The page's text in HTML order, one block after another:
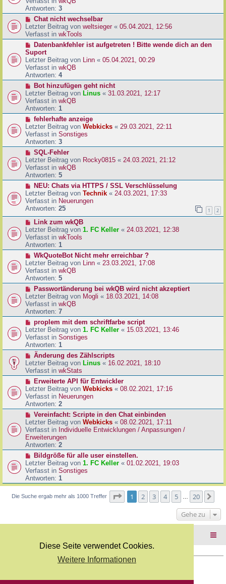
Diese Seite verwendet Cookies.
Weitere Informationen
g
i
t
a
g
e
r
B
e
i
r
a
g
Antworten: 3
N
e
u
e
B
e
i
t
a
g
Chat nicht wechselbar
Letzter Beitrag von weltsieger « 05.04.2021, 12:56
Verfasst in wkTools
N
e
u
e
r
B
e
i
t
r
a
g
Datenbankfehler ist aufgetreten ! Bitte wende dich an den
Suport
Letzter Beitrag von Linn « 05.04.2021, 00:29
Verfasst in wkQB
Antworten: 4
N
e
u
e
r
B
e
i
t
a
g
Bot hinzufügen geht nicht
Letzter Beitrag von Linus « 31.03.2021, 12:17
Verfasst in wkQB
Antworten: 1
N
e
u
e
r
B
e
i
t
a
g
fehlerhafte anzeige
Letzter Beitrag von Webkicks « 29.03.2021, 22:11
Verfasst in Sonstiges
Antworten: 3
N
e
u
e
r
B
e
i
t
a
g
SQL-Fehler
Letzter Beitrag von Rocky0815 « 24.03.2021, 21:12
Verfasst in wkQB
Antworten: 5
N
e
u
e
r
B
e
i
t
a
g
NEU: Chats via HTTPS / SSL Verschlüsselung
Letzter Beitrag von Technik « 24.03.2021, 17:33
Verfasst in Neuerungen
Antworten: 25 1 2
N
e
u
e
r
B
e
i
t
a
g
Link zum wkQB
Letzter Beitrag von 1. FC Keller « 24.03.2021, 12:38
Verfasst in wkTools
Antworten: 1
N
e
u
e
r
B
e
i
t
a
g
WkQuoteBot Nicht mehr erreichbar ?
Letzter Beitrag von Linn « 23.03.2021, 17:08
Verfasst in wkQB
Antworten: 5
N
e
u
e
r
B
e
i
t
a
g
Passwortänderung bei wkQB wird nicht akzeptiert
Letzter Beitrag von Mogli « 18.03.2021, 14:08
Verfasst in wkQB
Antworten: 7
N
e
u
e
r
B
e
i
r
a
g
proplem mit dem schriftfarbe script
Letzter Beitrag von 1. FC Keller « 15.03.2021, 13:46
Verfasst in Sonstiges
Antworten: 1
N
e
u
e
r
B
e
i
r
a
g
Änderung des Zählscripts
Letzter Beitrag von Linus « 16.02.2021, 18:10
Verfasst in wkStats
N
e
u
e
r
B
e
i
t
r
a
g
Erweiterte API für Entwickler
Letzter Beitrag von Webkicks « 08.02.2021, 17:16
Verfasst in Neuerungen
Antworten: 2
N
e
u
e
r
B
e
i
t
r
g
Vereinfacht: Scripte in den Chat einbinden
Letzter Beitrag von Webkicks « 08.02.2021, 17:11
Verfasst in Individuelle Entwicklungen / Anpassungen /
Erweiterungen
Antworten: 2
N
e
u
e
r
B
e
r
Bildgröße für alle user einstellen.
Letzter Beitrag von 1. FC Keller « 01.02.2021, 19:03
Verfasst in Sonstiges
Antworten: 1
Die Suche ergab mehr als 1000 Treffer Seite von
1 2 3 4 5 20
Gehe zu
Deutsche Übersetzung durchphpBB.de